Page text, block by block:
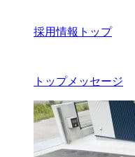
採用情報トップ
トップメッセージ